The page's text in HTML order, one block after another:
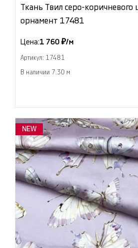
Ткань Твил серо-коричневого
орнамент 17481
Цена:1 760 ₽/м
Артикул: 17481
В наличии 7.30 м
NEW